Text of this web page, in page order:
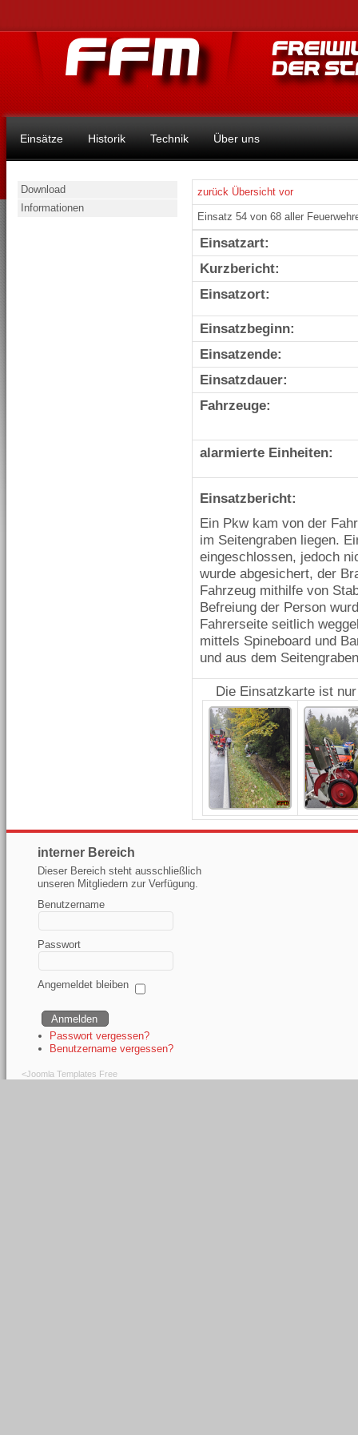
Einsätze Historik Technik Über uns
Download
Informationen
zurück Übersicht vor
Einsatz 54 von 68 aller
Einsatzart:
Kurzbericht:
Einsatzort:
Einsatzbeginn:
Einsatzende:
Einsatzdauer:
Fahrzeuge:
alarmierte Einheiten:
Einsatzbericht:
Ein Pkw kam von der
im Seitengraben liegen.
eingeschlossen, jedoch
wurde abgesichert, der
Fahrzeug mithilfe von
Befreiung der Person
Fahrerseite seitlich
mittels Spineboard und
und aus dem
Die Einsatzkarte ist
interner Bereich
Dieser Bereich steht ausschließlich
unseren Mitgliedern zur Verfügung.
Benutzername
Passwort
Angemeldet bleiben
Passwort vergessen?
Benutzername vergessen?
<Joomla Templates Free